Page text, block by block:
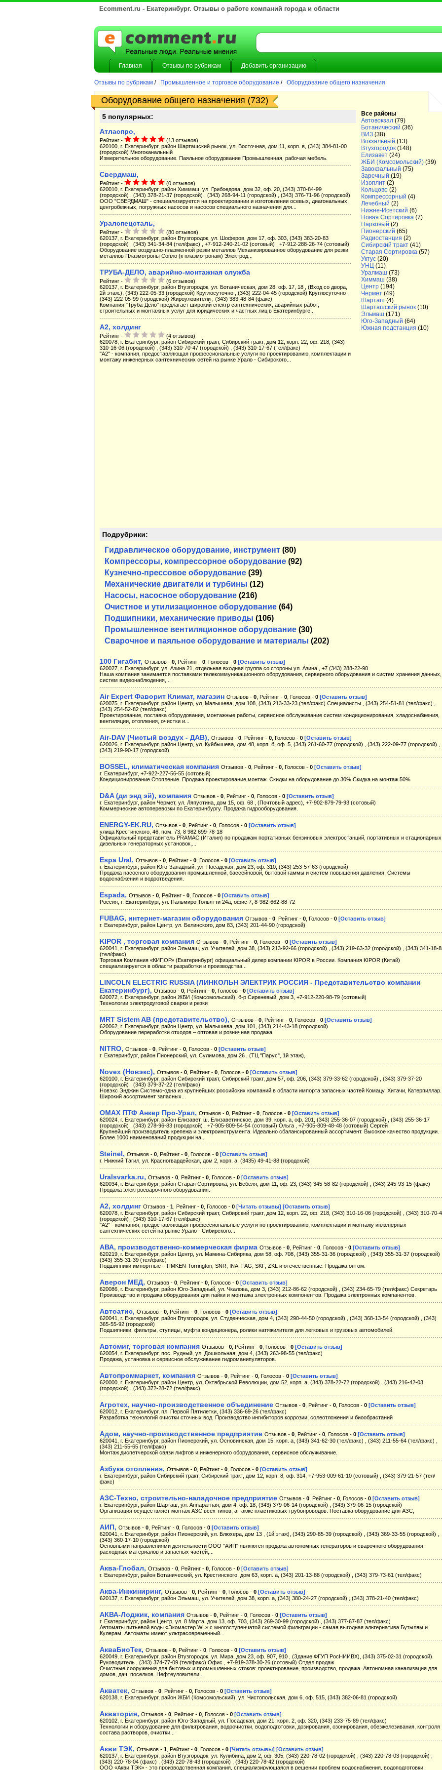
Ecomment.ru - Екатеринбург. Отзывы о работе компаний города и области
Главная Отзывы по рубрикам Добавить организацию
Отзывы по рубрикам / Промышленное и торговое оборудование / Оборудование общего назначения
Оборудование общего назначения (732)
Все районы
Автовокзал (79)
Ботанический (36)
ВИЗ (38)
Вокзальный (13)
Втузгородок (148)
Елизавет (24)
ЖБИ (Комсомольский) (39)
Завокзальный (75)
Заречный (19)
Изоплит (2)
Кольцово (2)
Компрессорный (4)
Лечебный (2)
Нижне-Исетский (6)
Новая Сортировка (7)
Парковый (2)
Пионерский (65)
Радиостанция (2)
Сибирский тракт (41)
Старая Сортировка (57)
Уктус (20)
УНЦ (11)
Уралмаш (73)
Химмаш (38)
Центр (194)
Чермет (49)
Шарташ (4)
Шарташский рынок (10)
Эльмаш (171)
Юго-Западный (64)
Южная подстанция (10)
5 популярных:
Атласпро,
Рейтинг -
(13 отзывов)
620100, г. Екатеринбург, район Шарташский рынок, ул. Восточная, дом 11, корп. в, (343) 384-81-00
(городской) Многоканальный
Измерительное оборудование. Паяльное оборудование Промышленная, рабочая мебель.
Свердмаш,
Рейтинг -
(0 отзывов)
620010, г. Екатеринбург, район Химмаш, ул. Грибоедова, дом 32, оф. 20, (343) 370-84-99
(городской) , (343) 378-21-37 (городской) , (343) 268-94-11 (городской) , (343) 376-71-96 (городской)
ООО "СВЕРДМАШ" - специализируется на проектировании и изготовлении осевых, диагональных,
центробежных, погружных насосов и насосов специального назначения для...
Уралспецсталь,
Рейтинг -
(80 отзывов)
620137, г. Екатеринбург, район Втузгородок, ул. Шоферов, дом 17, оф. 303, (343) 383-20-83
(городской) , (343) 341-34-84 (тел/факс) , +7-912-240-21-02 (сотовый) , +7-912-288-26-74 (сотовый)
Оборудование воздушно-плазменной резки металлов Механизированное оборудование для резки
металлов Плазмотроны Сопло (к плазмотронам) Электрод...
ТРУБА-ДЕЛО, аварийно-монтажная служба
Рейтинг -
(6 отзывов)
620137, г. Екатеринбург, район Втузгородок, ул. Ботаническая, дом 28, оф. 17, 18 , (Вход со двора,
2й этаж.), (343) 222-05-33 (городской) Круглосуточно , (343) 222-04-45 (городской) Круглосуточно ,
(343) 222-05-99 (городской) Жироуловители , (343) 383-48-84 (факс)
Компания "Труба-Дело" предлагает широкий спектр сантехнических, аварийных работ,
строительных и монтажных услуг для юридических и частных лиц в Екатеринбурге...
А2, холдинг
Рейтинг -
(4 отзывов)
620078, г. Екатеринбург, район Сибирский тракт, Сибирский тракт, дом 12, корп. 22, оф. 218, (343)
310-16-06 (городской) , (343) 310-70-47 (городской) , (343) 310-17-67 (тел/факс)
"А2" - компания, предоставляющая профессиональные услуги по проектированию, комплектации и
монтажу инженерных сантехнических сетей на рынке Урало - Сибирского...
Подрубрики:
Гидравлическое оборудование, инструмент (80)
Компрессоры, компрессорное оборудование (92)
Кузнечно-прессовое оборудование (39)
Механические двигатели и турбины (12)
Насосы, насосное оборудование (216)
Очистное и утилизационное оборудование (64)
Подшипники, механические приводы (106)
Промышленное вентиляционное оборудование (30)
Сварочное и паяльное оборудование и материалы (202)
100 Гигабит, Отзывов - 0 , Рейтинг - 0 , Голосов - 0 [Оставить отзыв]
620027, г. Екатеринбург, ул. Азина 21, отдельная входная группа со стороны ул. Азина., +7 (343) 288-22-90
Наша компания занимается поставками телекоммуникационного оборудования, серверного оборудования и систем хранения данных,
систем видеонаблюдения,...
Air Expert Фаворит Климат, магазин Отзывов - 0 , Рейтинг - 0 , Голосов - 0 [Оставить отзыв]
620075, г. Екатеринбург, район Центр, ул. Малышева, дом 108, (343) 213-33-23 (тел/факс) Специалисты , (343) 254-51-81 (тел/факс) ,
(343) 254-52-82 (тел/факс)
Проектирование, поставка оборудования, монтажные работы, сервисное обслуживание систем кондиционирования, хладоснабжения,
вентиляции, отопления, очистки и...
Air-DAV (Чистый воздух - ДАВ), Отзывов - 0 , Рейтинг - 0 , Голосов - 0 [Оставить отзыв]
620026, г. Екатеринбург, район Центр, ул. Куйбышева, дом 48, корп. б, оф. 5, (343) 261-60-77 (городской) , (343) 222-09-77 (городской) ,
(343) 219-90-17 (городской)
BOSSEL, климатическая компания Отзывов - 0 , Рейтинг - 0 , Голосов - 0 [Оставить отзыв]
г. Екатеринбург, +7-922-227-56-55 (сотовый)
Кондиционирование.Отопление. Продажа,проектирование,монтаж. Скидки на оборудование до 30% Скидка на монтаж 50%
D&A (ди энд эй), компания Отзывов - 0 , Рейтинг - 0 , Голосов - 0 [Оставить отзыв]
г. Екатеринбург, район Чермет, ул. Ляпустина, дом 15, оф. 68 , (Почтовый адрес), +7-902-879-79-93 (сотовый)
Коммерческие автоперевозки по Екатеринбургу. Продажа гидрооборудования.
ENERGY-EK.RU, Отзывов - 0 , Рейтинг - 0 , Голосов - 0 [Оставить отзыв]
улица Крестинского, 46, пом. 73, 8 982 699-78-18
Официальный представитель PRAMAC (Италия) по продажам портативных бензиновых электростанций, портативных и стационарных
дизельных генераторных установок,...
Espa Ural, Отзывов - 0 , Рейтинг - 0 , Голосов - 0 [Оставить отзыв]
г. Екатеринбург, район Юго-Западный, ул. Посадская, дом 23, оф. 310, (343) 253-57-63 (городской)
Продажа насосного оборудования промышленной, бассейновой, бытовой гаммы и систем повышения давления. Системы
водоснабжения и водоотведения.
Espada, Отзывов - 0 , Рейтинг - 0 , Голосов - 0 [Оставить отзыв]
Россия, г. Екатеринбург, ул. Пальмиро Тольятти 24а, офис 7, 8-982-662-88-72
FUBAG, интернет-магазин оборудования Отзывов - 0 , Рейтинг - 0 , Голосов - 0 [Оставить отзыв]
г. Екатеринбург, район Центр, ул. Белинского, дом 83, (343) 201-44-90 (городской)
KIPOR , торговая компания Отзывов - 0 , Рейтинг - 0 , Голосов - 0 [Оставить отзыв]
620041, г. Екатеринбург, район Эльмаш, ул. Учителей, дом 38, (343) 213-92-66 (городской) , (343) 219-63-32 (городской) , (343) 341-18-
(тел/факс)
Торговая Компания «КИПОР» (Екатеринбург) официальный дилер компании KIPOR в России. Компания KIPOR (Китай)
специализируется в области разработки и производства...
LINCOLN ELECTRIC RUSSIA (ЛИНКОЛЬН ЭЛЕКТРИК РОССИЯ - Представительство компании
Екатеринбург), Отзывов - 0 , Рейтинг - 0 , Голосов - 0 [Оставить отзыв]
620072, г. Екатеринбург, район ЖБИ (Комсомольский), б-р Сиреневый, дом 3, +7-912-220-98-79 (сотовый)
Технологии электродуговой сварки и резки
MRT Sistem AB (представительство), Отзывов - 0 , Рейтинг - 0 , Голосов - 0 [Оставить отзыв]
620062, г. Екатеринбург, район Центр, ул. Малышева, дом 101, (343) 214-43-18 (городской)
Оборудование переработки отходов – оптовая и розничная продажа
NITRO, Отзывов - 0 , Рейтинг - 0 , Голосов - 0 [Оставить отзыв]
г. Екатеринбург, район Пионерский, ул. Сулимова, дом 26 , (ТЦ "Парус", 1й этаж),
Novex (Новэкс), Отзывов - 0 , Рейтинг - 0 , Голосов - 0 [Оставить отзыв]
620100, г. Екатеринбург, район Сибирский тракт, Сибирский тракт, дом 57, оф. 206, (343) 379-33-62 (городской) , (343) 379-37-20
(городской) , (343) 379-37-22 (тел/факс)
Новэкс Энджин Системс-одна из крупнейших российских компаний в области импорта запасных частей Комацу, Хитачи, Катерпиллар.
Широкий ассортимент запасных...
OMAX ПТФ Анкер Про-Урал, Отзывов - 0 , Рейтинг - 0 , Голосов - 0 [Оставить отзыв]
620024, г. Екатеринбург, район Елизавет, ш. Елизаветинское, дом 39, корп. а, оф. 201, (343) 255-36-07 (городской) , (343) 255-36-17
(городской) , (343) 278-96-83 (городской) , +7-905-809-54-54 (сотовый) Ольга , +7-905-809-48-48 (сотовый) Сергей
Крупнейший производитель крепежа и электроинструмента. Идеально сбалансированный ассортимент. Высокое качество продукции.
Более 1000 наименований продукции на...
Steinel, Отзывов - 0 , Рейтинг - 0 , Голосов - 0 [Оставить отзыв]
г. Нижний Тагил, ул. Красногвардейская, дом 2, корп. а, (3435) 49-41-88 (городской)
Uralsvarka.ru, Отзывов - 0 , Рейтинг - 0 , Голосов - 0 [Оставить отзыв]
620034, г. Екатеринбург, район Старая Сортировка, ул. Бебеля, дом 11, оф. 23, (343) 345-58-82 (городской) , (343) 245-93-15 (факс)
Продажа электросварочного оборудования.
А2, холдинг Отзывов - 1 , Рейтинг - 0 , Голосов - 0 [Читать отзывы] [Оставить отзыв]
620078, г. Екатеринбург, район Сибирский тракт, Сибирский тракт, дом 12, корп. 22, оф. 218, (343) 310-16-06 (городской) , (343) 310-70-
(городской) , (343) 310-17-67 (тел/факс)
"А2" - компания, предоставляющая профессиональные услуги по проектированию, комплектации и монтажу инженерных
сантехнических сетей на рынке Урало - Сибирского...
АВА, производственно-коммерческая фирма Отзывов - 0 , Рейтинг - 0 , Голосов - 0 [Оставить отзыв]
620219, г. Екатеринбург, район Центр, ул. Мамина-Сибиряка, дом 58, оф. 708, (343) 355-31-36 (городской) , (343) 355-31-37 (городской)
(343) 355-31-39 (тел/факс)
Подшипники импортные - TIMKEN-Torrington, SNR, INA, FAG, SKF, ZKL и отечественные. Продажа оптом.
Аверон МЕД, Отзывов - 0 , Рейтинг - 0 , Голосов - 0 [Оставить отзыв]
620086, г. Екатеринбург, район Юго-Западный, ул. Чкалова, дом 3, (343) 212-86-62 (городской) , (343) 234-65-79 (тел/факс) Секретарь
Производство и продажа оборудования для пайки и монтажа электронных компонентов. Продажа электронных компанентов.
Автоатис, Отзывов - 0 , Рейтинг - 0 , Голосов - 0 [Оставить отзыв]
620041, г. Екатеринбург, район Втузгородок, ул. Студенческая, дом 4, (343) 290-44-50 (городской) , (343) 368-13-54 (городской) , (343)
365-55-92 (городской)
Подшипники, фильтры, ступицы, муфта кондиционера, ролики натяжилителя для легковых и грузовых автомобилей.
Автомиг, торговая компания Отзывов - 0 , Рейтинг - 0 , Голосов - 0 [Оставить отзыв]
620054, г. Екатеринбург, пос. Рудный, ул. Дошкольная, дом 4, (343) 263-98-55 (тел/факс)
Продажа, установка и сервисное обслуживание гидроманипуляторов.
Автопроммаркет, компания Отзывов - 0 , Рейтинг - 0 , Голосов - 0 [Оставить отзыв]
620000, г. Екатеринбург, район Центр, ул. Октябрьской Революции, дом 52, корп. а, (343) 378-22-72 (городской) , (343) 216-42-03
(городской) , (343) 372-28-72 (тел/факс)
Агротех, научно-производственное объединение Отзывов - 0 , Рейтинг - 0 , Голосов - 0 [Оставить отзыв]
620012, г. Екатеринбург, пл. Первой Пятилетки, (343) 336-69-26 (тел/факс)
Разработка технологий очистки сточных вод. Производство ингибиторов коррозии, солеотложения и биообрастаний
Адом, научно-производственное предприятие Отзывов - 0 , Рейтинг - 0 , Голосов - 0 [Оставить отзыв]
620041, г. Екатеринбург, район Пионерский, ул. Основинская, дом 15, корп. а, (343) 341-62-30 (тел/факс) , (343) 211-55-64 (тел/факс) ,
(343) 211-55-65 (тел/факс)
Монтаж диспетчерской связи лифтов и инженерного оборудования, сервисное обслуживание.
Азбука отопления, Отзывов - 0 , Рейтинг - 0 , Голосов - 0 [Оставить отзыв]
г. Екатеринбург, район Сибирский тракт, Сибирский тракт, дом 12, корп. 8, оф. 314, +7-953-009-61-10 (сотовый) , (343) 379-21-57 (тел/
факс)
АЗС-Техно, строительно-наладочное предприятие Отзывов - 0 , Рейтинг - 0 , Голосов - 0 [Оставить отзыв]
г. Екатеринбург, район Шарташ, ул. Аппаратная, дом 4, оф. 18, (343) 379-06-14 (городской) , (343) 379-06-15 (городской)
Организация осуществляет монтаж АЗС всех типов, а также пластиковых трубопроводов. Поставка оборудование для АЗС,
АИП, Отзывов - 0 , Рейтинг - 0 , Голосов - 0 [Оставить отзыв]
620041, г. Екатеринбург, район Пионерский, ул. Блюхера, дом 13 , (1й этаж), (343) 290-85-39 (городской) , (343) 369-33-55 (городской) ,
(343) 360-17-10 (городской)
Основными направлениями деятельности ООО "АИП" являются продажа автономных генераторов и сварочного оборудования,
расходных материалов и запасных частей,...
Аква-Глобал, Отзывов - 0 , Рейтинг - 0 , Голосов - 0 [Оставить отзыв]
г. Екатеринбург, район Ботанический, ул. Крестинского, дом 63, корп. а, (343) 201-13-88 (городской) , (343) 379-73-61 (тел/факс)
Аква-Инжиниринг, Отзывов - 0 , Рейтинг - 0 , Голосов - 0 [Оставить отзыв]
620137, г. Екатеринбург, район Эльмаш, ул. Учителей, дом 38, корп. а, (343) 380-24-27 (городской) , (343) 378-21-40 (тел/факс)
АКВА-Лоджик, компания Отзывов - 0 , Рейтинг - 0 , Голосов - 0 [Оставить отзыв]
г. Екатеринбург, район Центр, ул. 8 Марта, дом 13, оф. 703, (343) 269-30-99 (городской) , (343) 377-67-87 (тел/факс)
Автоматы питьевой воды «Экомастер WL» с многоступенчатой системой фильтрации - самая выгодная альтернатива Бутылям и
Кулерам. Автоматы имеют ультрасовременный...
АкваБиоТек, Отзывов - 0 , Рейтинг - 0 , Голосов - 0 [Оставить отзыв]
620049, г. Екатеринбург, район Втузгородок, ул. Мира, дом 23, оф. 907, 910 , (Здание ФГУП РосНИИВХ), (343) 375-02-31 (городской)
Руководитель , (343) 374-77-09 (тел/факс) Офис , +7-919-378-30-26 (сотовый) Отдел продаж
Очистные сооружения для бытовых и промышленных стоков: проектирование, производство, продажа. Автономная канализация для
домов, дач, поселков. Нефтеуловители...
Акватек, Отзывов - 0 , Рейтинг - 0 , Голосов - 0 [Оставить отзыв]
620138, г. Екатеринбург, район ЖБИ (Комсомольский), ул. Чистопольская, дом 6, оф. 515, (343) 382-06-81 (городской)
Акватория, Отзывов - 0 , Рейтинг - 0 , Голосов - 0 [Оставить отзыв]
620102, г. Екатеринбург, район Юго-Западный, ул. Посадская, дом 21, корп. 2, оф. 320, (343) 233-75-89 (тел/факс)
Технологии и оборудование для фильтрования, водоочистки, водоподготовки, дозирования, озонирования, обезжелезивания, контроля
состава растворов, очистки...
Акви ТЭК, Отзывов - 1 , Рейтинг - 0 , Голосов - 0 [Читать отзывы] [Оставить отзыв]
620137, г. Екатеринбург, район Втузгородок, ул. Кулибина, дом 2, оф. 305, (343) 220-78-02 (городской) , (343) 220-78-03 (городской) ,
(343) 220-78-04 (факс) , (343) 220-78-43 (городской) , (343) 220-78-42 (городской)
ООО «Акви ТЭК» - это производственная компания, специализирующаяся в решении проблем водоснабжения, водоподготовки,